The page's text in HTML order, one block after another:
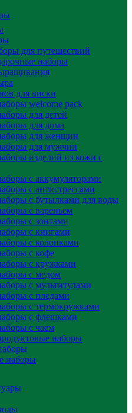
для путешествий
наборы
для виски
welcome pack
для детей
для дома
для женщин
для мужчин
изделий из кожи с
с аккумуляторами
с антистрессами
с бутылками для воды
с вареньем
с зонтами
с книгами
с колонками
с кофе
с кружками
с медом
с мультитулами
с пледами
с термокружками
с флешками
с чаем
наборы